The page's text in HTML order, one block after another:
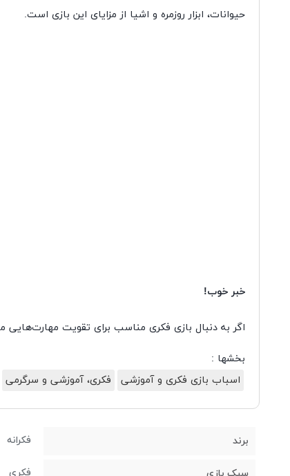
حیوانات، ابزار روزمره و اشیا از مزایای این بازی است.
خبر خوب!
اگر به دنبال بازی فکری مناسب برای تقویت
بخشها :
اسباب بازی فکری و آموزشی
فکری، آموزشی و سرگرمی
برند فکرانه
فکری